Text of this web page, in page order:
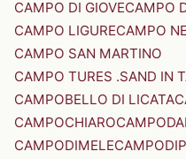
CAMPO DI GIOVECAMPO
CAMPO LIGURECAMPO
CAMPO SAN MARTINO
CAMPO TURES .SAND IN
CAMPOBELLO DI LICATA
CAMPOCHIARO
CAMPODIMELE